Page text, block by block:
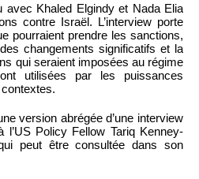
avec Khaled Elgindy et Nada Elia
contre Israël. L’interview porte
pourraient prendre les sanctions,
changements significatifs et la
qui seraient imposées au régime
utilisées par les puissances
version abrégée d’une interview
Policy Fellow Tariq Kenney-
peut être consultée dans son